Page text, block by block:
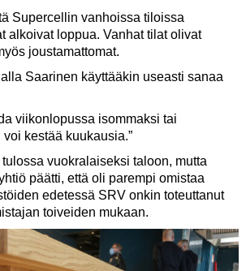
Supercellin vanhoissa tiloissa
alkoivat loppua. Vanhat tilat olivat
joustamattomat.
Saarinen käyttääkin useasti sanaa
viikonlopussa isommaksi tai
kestää kuukausia.”
vuokralaiseksi taloon, mutta
päätti, että oli parempi omistaa
edetessä SRV onkin toteuttanut
toiveiden mukaan.